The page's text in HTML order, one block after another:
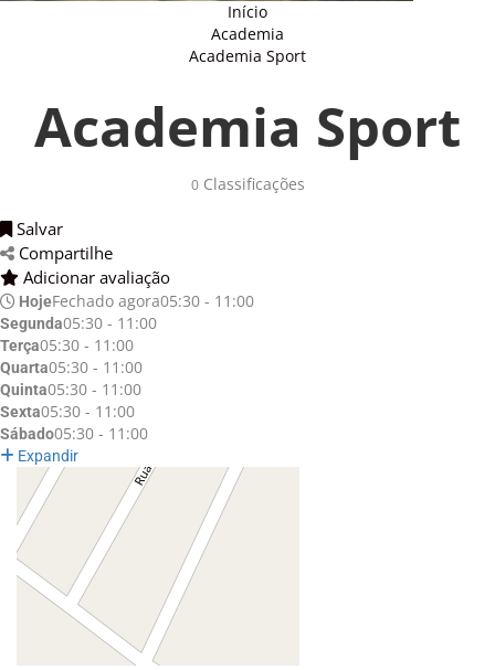
Início
Academia
Academia Sport
Academia Sport
0Classificações
Salvar
Compartilhe
Adicionar avaliação
HojeFechado agora05:30 - 11:00
Segunda05:30 - 11:00
Terça05:30 - 11:00
Quarta05:30 - 11:00
Quinta05:30 - 11:00
Sexta05:30 - 11:00
Sábado05:30 - 11:00
Expandir